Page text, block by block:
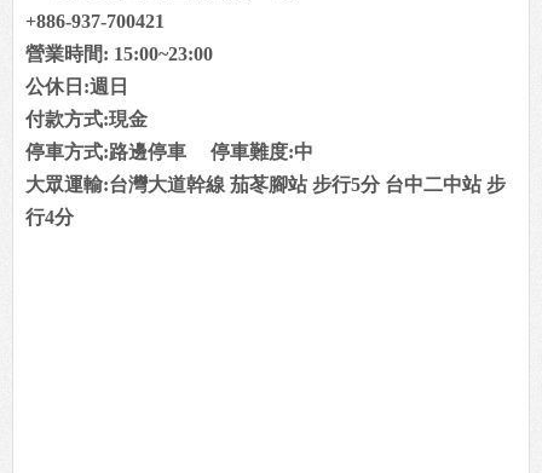
+886-937-700421
營業時間: 15:00~23:00
公休日:週日
付款方式:現金
停車方式:路邊停車 停車難度:中
大眾運輸:台灣大道幹線 茄苳腳站 步行5分 台中二中站 步
行4分